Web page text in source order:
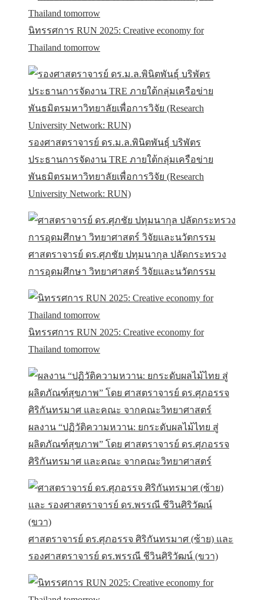
นิทรรศการ RUN 2025: Creative economy for
Thailand tomorrow
รองศาสตราจารย์ ดร.ม.ล.พินิตพันธุ์ บริพัตร
ประธานการจัดงาน TRE ภายใต้กลุ่มเครือข่าย
พันธมิตรมหาวิทยาลัยเพื่อการวิจัย (Research
University Network: RUN)
ศาสตราจารย์ ดร.ศุภชัย ปทุมนากุล ปลัดกระทรวง
การอุดมศึกษา วิทยาศาสตร์ วิจัยและนวัตกรรม
นิทรรศการ RUN 2025: Creative economy for
Thailand tomorrow
ผลงาน “ปฏิวัติความหวาน: ยกระดับผลไม้ไทย สู่
ผลิตภัณฑ์สุขภาพ” โดย ศาสตราจารย์ ดร.ศุภอรรจ
ศิริกันทรมาศ และคณะ จากคณะวิทยาศาสตร์
ศาสตราจารย์ ดร.ศุภอรรจ ศิริกันทรมาศ (ซ้าย) และ
รองศาสตราจารย์ ดร.พรรณี ชีวินศิริวัฒน์ (ขวา)